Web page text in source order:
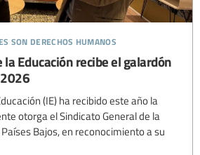
son derechos humanos
Educación recibe el galardón
(IE) ha recibido este año la
otorga el Sindicato General de la
Bajos, en reconocimiento a su